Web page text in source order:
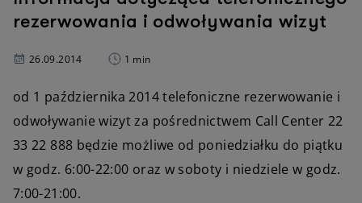
rezerwowania i odwoływania wizyt
26.09.2014 1 min
od 1 października 2014 telefoniczne rezerwowanie i
odwoływanie wizyt za pośrednictwem Call Center 22
33 22 888 będzie możliwe od poniedziałku do piątku
w godz. 6:00-22:00 oraz w soboty i niedziele w godz.
7:00-21:00.